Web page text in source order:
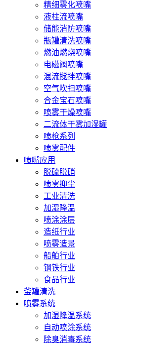
精细雾化喷嘴
液柱流喷嘴
储能消防喷嘴
瓶罐清洗喷嘴
燃油燃烧喷嘴
电磁阀喷嘴
混流搅拌喷嘴
空气吹扫喷嘴
合金宝石喷嘴
喷雾干燥喷嘴
二流体干雾加湿罐
喷枪系列
喷雾配件
喷嘴应用
脱硫脱硝
喷雾抑尘
工业清洗
加湿降温
喷涂涂层
造纸行业
喷雾造景
船舶行业
钢铁行业
食品行业
釜罐清洗
喷雾系统
加湿降温系统
自动喷涂系统
除臭消毒系统